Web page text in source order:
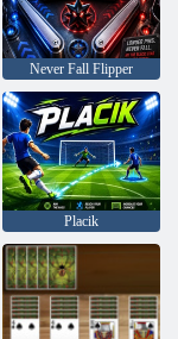
Never Fall Flipper
Placik